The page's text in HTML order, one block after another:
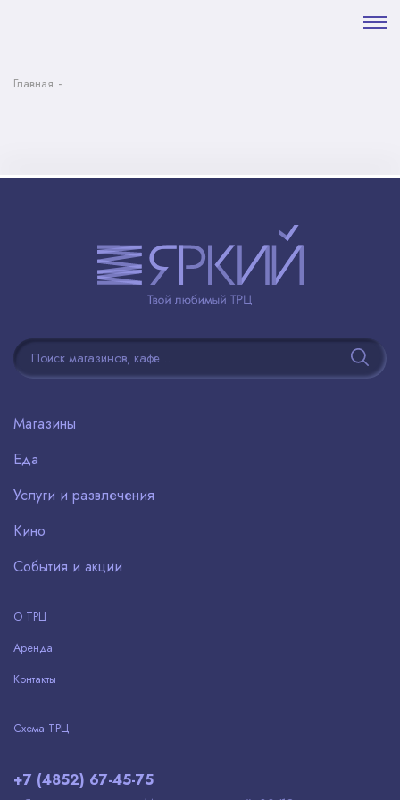
Главная
Магазины
Еда
Услуги и развлечения
Кино
События и акции
О ТРЦ
Аренда
Контакты
Схема ТРЦ
+7 (4852) 67-45-75